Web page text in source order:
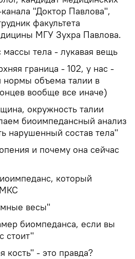
"Доктор Павлова",
факультета
МГУ Зухра Павлова.
тела - лукавая вещь
граница - 102, у нас -
нормы объема талии в
вообще все иначе)
окружность талии
биоимпедансный анализ
нарушенный состав тела"
и почему она сейчас
который
весы"
биомпеданса, если вы
стоит"
кость" - это правда?